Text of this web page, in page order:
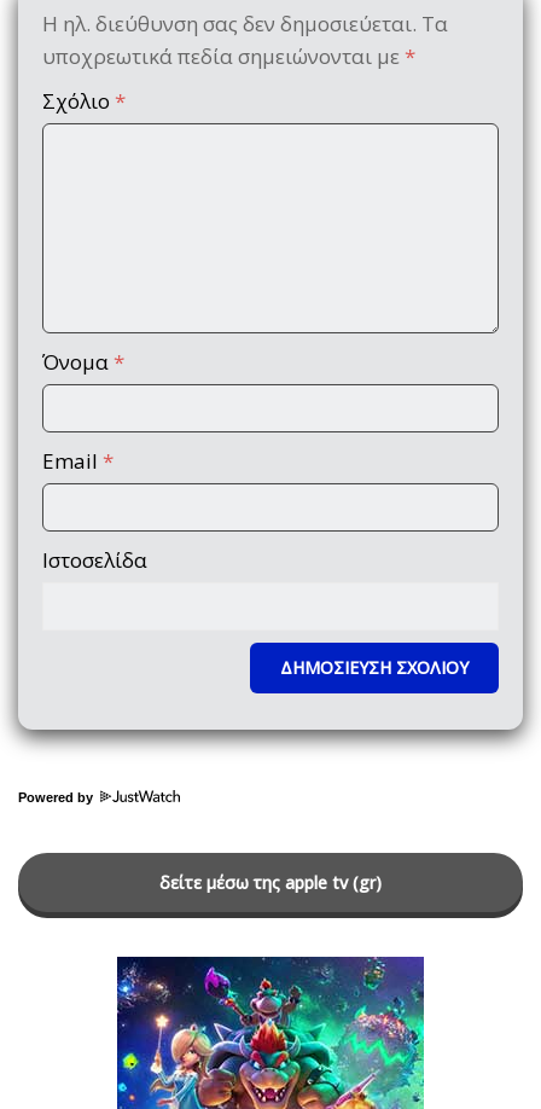
Η ηλ. διεύθυνση σας δεν δημοσιεύεται. Τα
υποχρεωτικά πεδία σημειώνονται με *
Σχόλιο *
Όνομα *
Email *
Ιστοσελίδα
Powered by
δείτε μέσω της apple tv (gr)